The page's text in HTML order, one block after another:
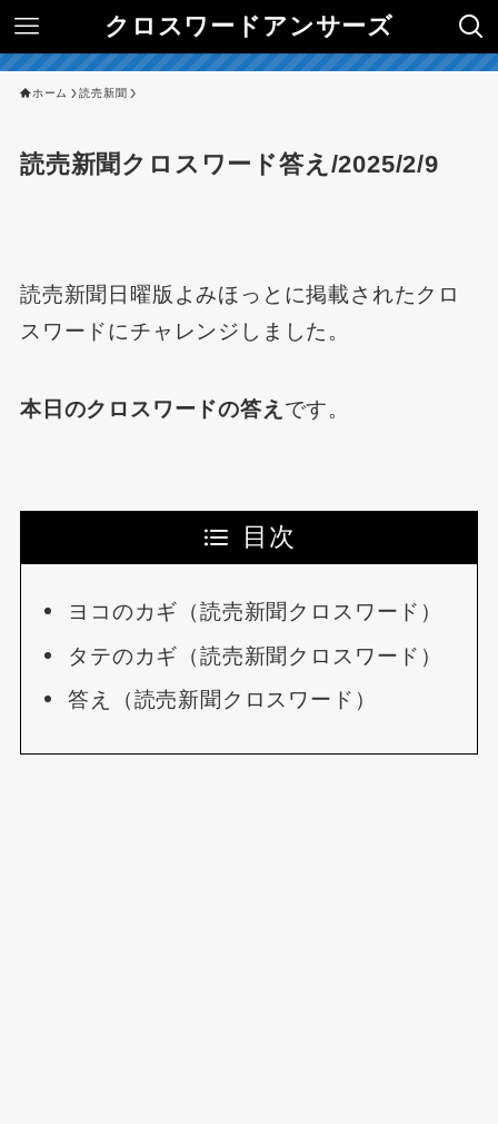
クロスワードアンサーズ
ホーム 読売新聞
読売新聞クロスワード答え/2025/2/9
読売新聞日曜版よみほっとに掲載されたクロ
スワードにチャレンジしました。
本日のクロスワードの答え です。
目次
ヨコのカギ（読売新聞クロスワード）
タテのカギ（読売新聞クロスワード）
答え（読売新聞クロスワード）